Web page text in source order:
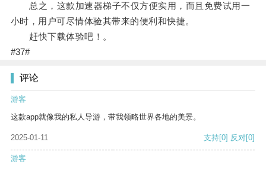
总之，这款加速器梯子不仅方便实用，而且免费试用一
小时，用户可尽情体验其带来的便利和快捷。
赶快下载体验吧！。
#37#
评论
游客
这款app就像我的私人导游，带我领略世界各地的美景。
2025-01-11 支持[0] 反对[0]
游客